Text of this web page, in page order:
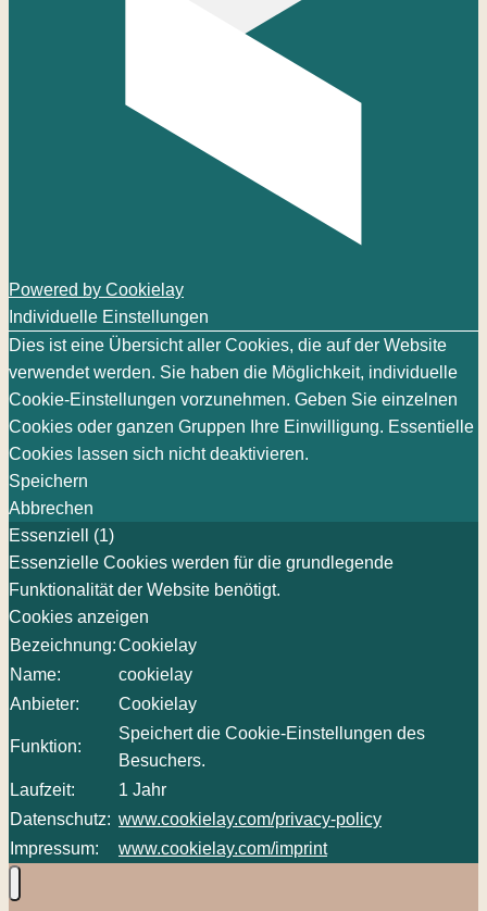
Powered by Cookielay
Individuelle Einstellungen
Dies ist eine Übersicht aller Cookies, die auf der Website
verwendet werden. Sie haben die Möglichkeit, individuelle
Cookie-Einstellungen vorzunehmen. Geben Sie einzelnen
Cookies oder ganzen Gruppen Ihre Einwilligung. Essentielle
Cookies lassen sich nicht deaktivieren.
Speichern
Abbrechen
Essenziell (1)
Essenzielle Cookies werden für die grundlegende
Funktionalität der Website benötigt.
Cookies anzeigen
Bezeichnung:Cookielay
Name:
cookielay
Anbieter:
Cookielay
Funktion:
Speichert die Cookie-Einstellungen des
Besuchers.
Laufzeit:
1 Jahr
Datenschutz: www.cookielay.com/privacy-policy
Impressum:
www.cookielay.com/imprint